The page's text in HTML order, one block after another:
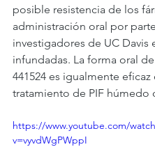
posible resistencia de los
administración oral por
investigadores de UC Davis
infundadas. La forma oral
441524 es igualmente eficaz
tratamiento de PIF húmedo
https://www.youtube.com/
v=vyvdWgPWppI